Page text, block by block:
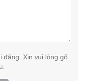
đăng. Xin vui lòng gõ